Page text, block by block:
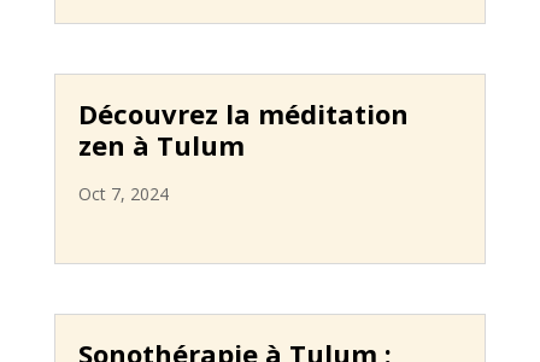
Découvrez la méditation
zen à Tulum
Oct 7, 2024
Sonothérapie à Tulum :